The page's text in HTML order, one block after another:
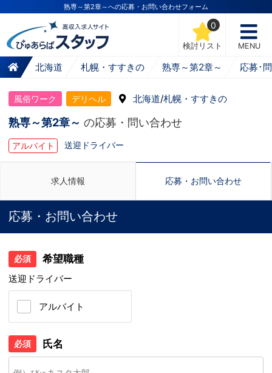
熟専～第2章～への応募・お問い合わせフォーム
検討リスト
0
MENU
北海道 札幌・すすきの 熟専～第2章～ 応募･
風俗ワーク デリヘル 北海道/札幌・すすきの
熟専～第2章～ の応募・問い合わせ
アルバイト 送迎ドライバー
求人情報 応募・お問い合わせ
応募・お問い合わせ
必須 希望職種
送迎ドライバー
アルバイト
必須 氏名